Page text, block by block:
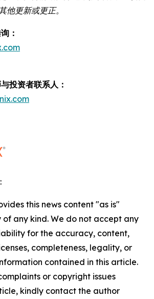
他更新或更正。
：
投资者联系人：
this news content "as is"
any kind. We do not accept any
for the accuracy, content,
completeness, legality, or
contained in this article.
or copyright issues
kindly contact the author